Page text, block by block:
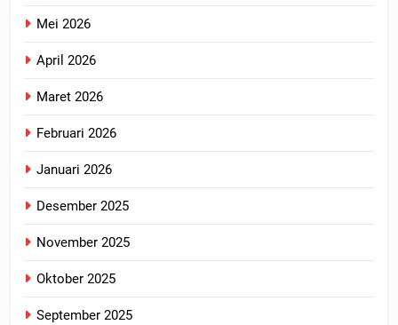
Mei 2026
April 2026
Maret 2026
Februari 2026
Januari 2026
Desember 2025
November 2025
Oktober 2025
September 2025